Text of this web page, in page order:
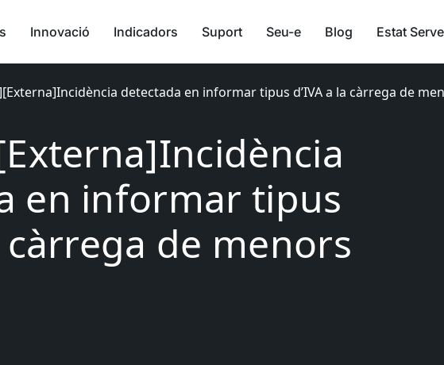
Innovació Indicadors Suport Seu-e Blog Estat
detectada en informar tipus d’IVA a la càrrega de
en informar tipus
càrrega de menors